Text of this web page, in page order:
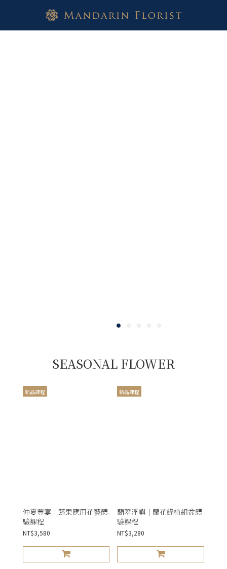
SEASONAL FLOWER
新品課程
仲夏豐宴｜蔬果應用花藝體
驗課程
NT$3,580
新品課程
蘭翠浮嶼｜蘭花綠植組盆體
驗課程
NT$3,280